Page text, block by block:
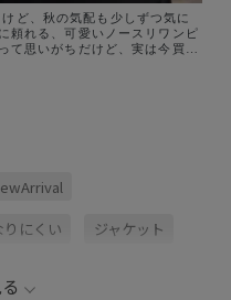
ど、秋の気配も少しずつ気に
頼れる、可愛いノースリワンピ
思いがちだけど、実は今買っ
りにくい ジャケット